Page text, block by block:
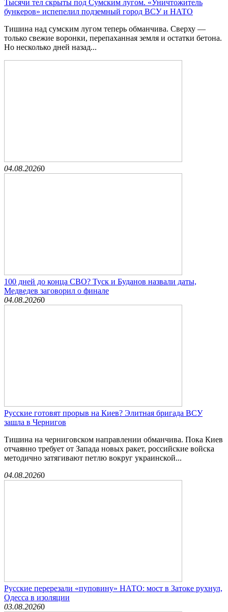
Тысячи тел скрыты под Сумским лугом. «Уничтожитель
бункеров» испепелил подземный город ВСУ и НАТО
Тишина над сумским лугом теперь обманчива. Сверху —
только свежие воронки, перепаханная земля и остатки бетона.
Но несколько дней назад...
04.08.20260
100 дней до конца СВО? Туск и Буданов назвали даты,
Медведев заговорил о финале
04.08.20260
Русские готовят прорыв на Киев? Элитная бригада ВСУ
зашла в Чернигов
Тишина на черниговском направлении обманчива. Пока Киев
отчаянно требует от Запада новых ракет, российские войска
методично затягивают петлю вокруг украинской...
04.08.20260
Русские перерезали «пуповину» НАТО: мост в Затоке рухнул,
Одесса в изоляции
03.08.20260